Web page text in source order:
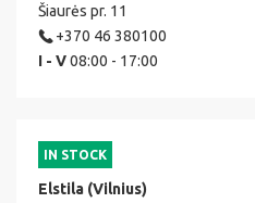
Šiaurės pr. 11
+370 46 380100
I - V08:00 - 17:00
IN STOCK
Elstila (Vilnius)